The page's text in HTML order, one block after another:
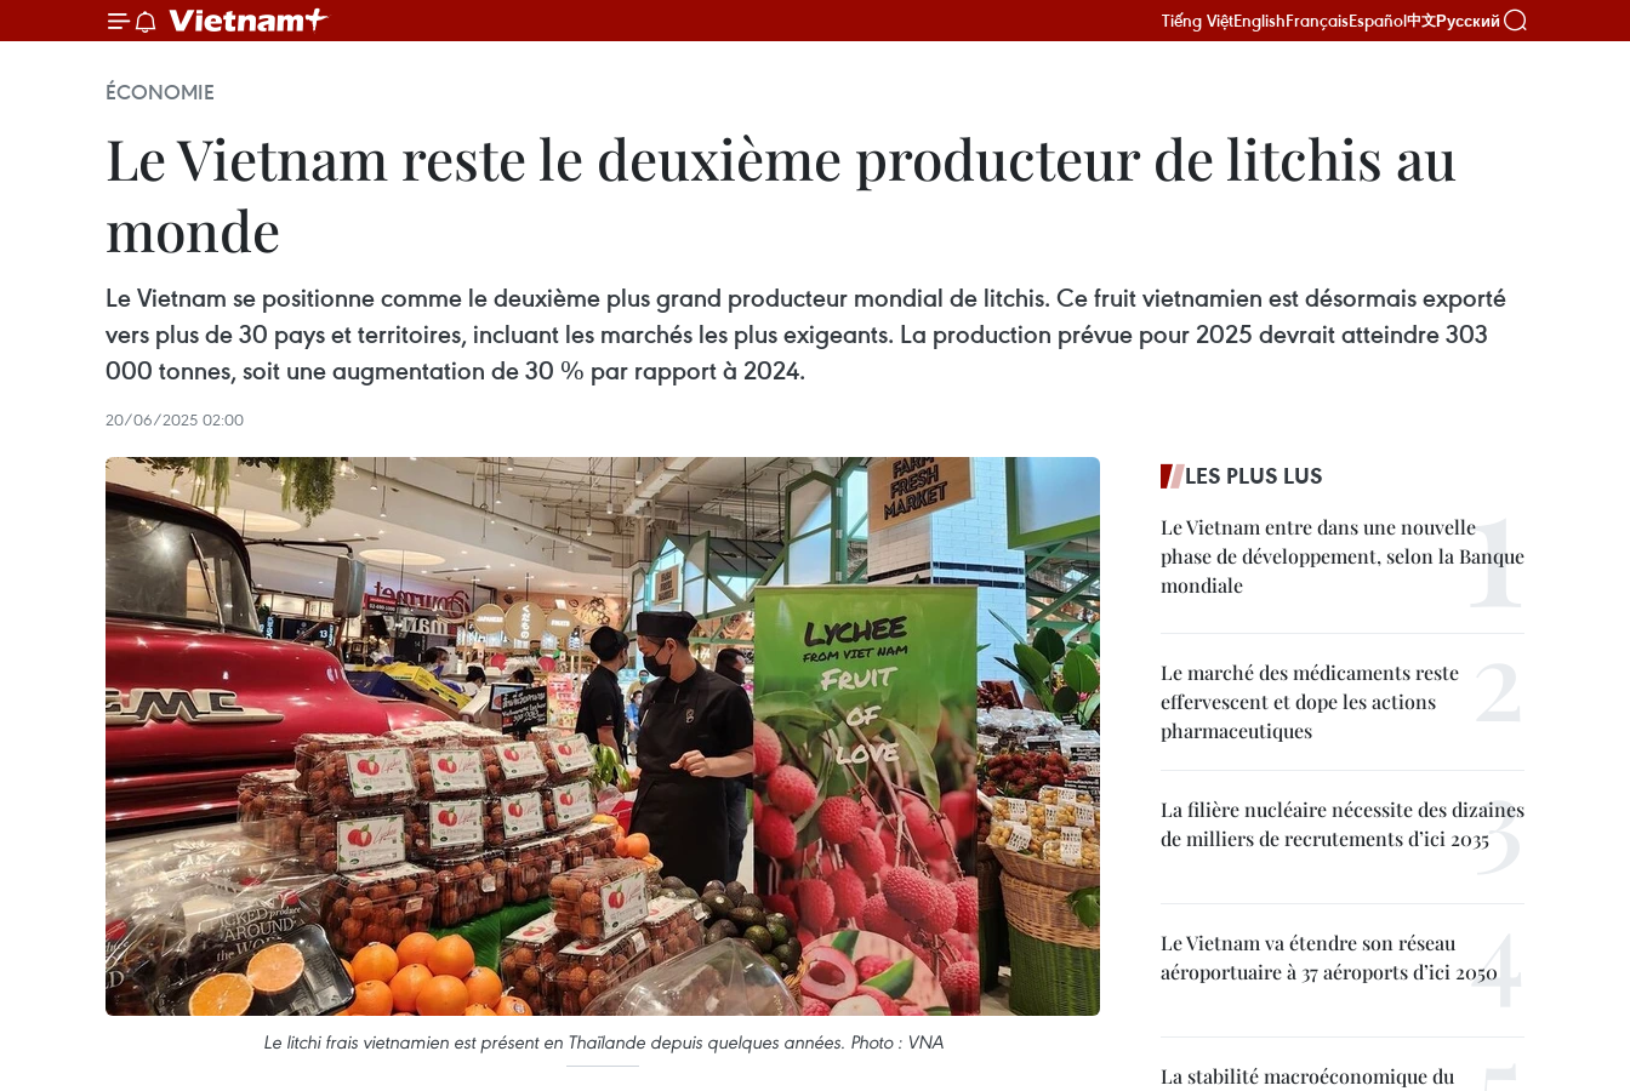
Tiếng ViệtEnglishFrançaisEspañol中文Русский
ÉCONOMIE
Le Vietnam reste le deuxième producteur de litchis au
monde
Le Vietnam se positionne comme le deuxième plus grand producteur mondial de litchis. Ce fruit vietnamien est désormais exporté
vers plus de 30 pays et territoires, incluant les marchés les plus exigeants. La production prévue pour 2025 devrait atteindre 303
000 tonnes, soit une augmentation de 30 % par rapport à 2024.
20/06/2025 02:00
Le litchi frais vietnamien est présent en Thaïlande depuis quelques années. Photo : VNA
LES PLUS LUS
Le Vietnam entre dans une nouvelle
phase de développement, selon la Banque
mondiale
Le marché des médicaments reste
effervescent et dope les actions
pharmaceutiques
La filière nucléaire nécessite des dizaines
de milliers de recrutements d’ici 2035
Le Vietnam va étendre son réseau
aéroportuaire à 37 aéroports d’ici 2050
La stabilité macroéconomique du